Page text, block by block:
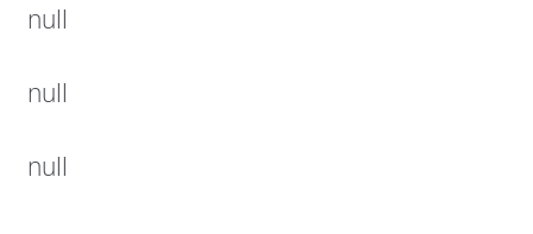
null
null
null